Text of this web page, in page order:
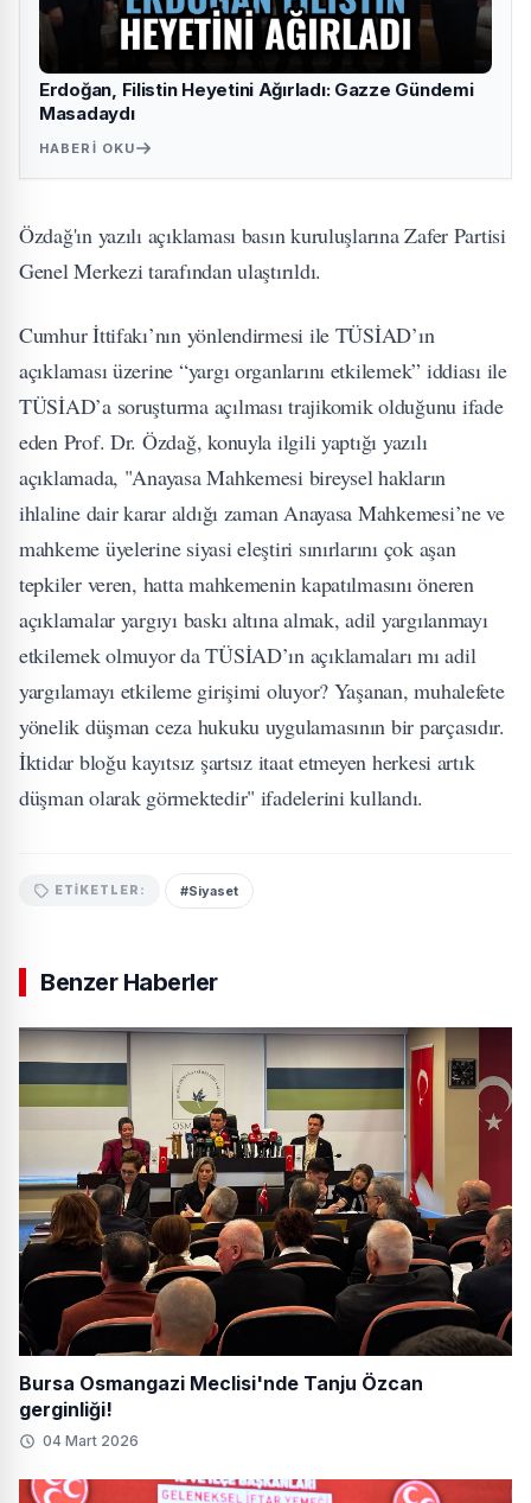
Erdoğan, Filistin Heyetini Ağırladı: Gazze Gündemi
Masadaydı
HABERI OKU
Özdağ'ın yazılı açıklaması basın kuruluşlarına Zafer Partisi
Genel Merkezi tarafından ulaştırıldı.
Cumhur İttifakı’nın yönlendirmesi ile TÜSİAD’ın
açıklaması üzerine “yargı organlarını etkilemek” iddiası ile
TÜSİAD’a soruşturma açılması trajikomik olduğunu ifade
eden Prof. Dr. Özdağ, konuyla ilgili yaptığı yazılı
açıklamada, "Anayasa Mahkemesi bireysel hakların
ihlaline dair karar aldığı zaman Anayasa Mahkemesi’ne ve
mahkeme üyelerine siyasi eleştiri sınırlarını çok aşan
tepkiler veren, hatta mahkemenin kapatılmasını öneren
açıklamalar yargıyı baskı altına almak, adil yargılanmayı
etkilemek olmuyor da TÜSİAD’ın açıklamaları mı adil
yargılamayı etkileme girişimi oluyor? Yaşanan, muhalefete
yönelik düşman ceza hukuku uygulamasının bir parçasıdır.
İktidar bloğu kayıtsız şartsız itaat etmeyen herkesi artık
düşman olarak görmektedir" ifadelerini kullandı.
ETIKETLER: #Siyaset
Benzer Haberler
Bursa Osmangazi Meclisi'nde Tanju Özcan
gerginliği!
04 Mart 2026